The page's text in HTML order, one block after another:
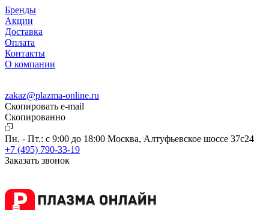
Бренды
Акции
Доставка
Оплата
Контакты
О компании
zakaz@plazma-online.ru
Скопировать e-mail
Cкопированно
Пн. - Пт.: с 9:00 до 18:00 Москва, Алтуфьевское шоссе 37с24
+7 (495) 790-33-19
Заказать звонок